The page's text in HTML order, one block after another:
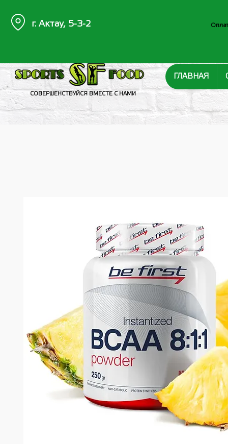
СОВЕРШЕНСТВУЙСЯ ВМЕСТЕ С НАМИ
ГЛАВНАЯ
г. Актау, 5-3-2